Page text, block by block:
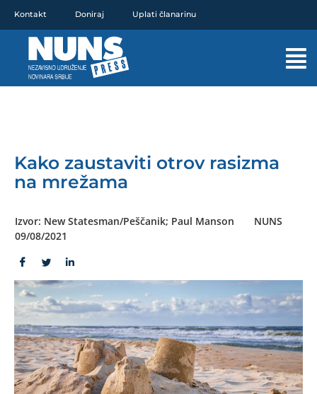
sadržaj
Kontakt Doniraj Uplati članarinu
Kako zaustaviti otrov rasizma
na mrežama
Izvor: New Statesman/Peščanik; Paul Manson
NUNS
09/08/2021